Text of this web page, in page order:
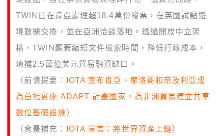
TWIN已在肯亞處理超18.4萬份發票，在英國試點邊
境數據交換，並在亞洲洽談落地。透過開放中立架
構，TWIN顯著縮短文件檢索時間，降低行政成本，
填補2.5萬億美元貿易融資缺口。
（前情提要：
IOTA 宣布肯亞、摩洛哥和奈及利亞成
為首批實施 ADAPT 計畫國家，為非洲貿易建立共享
數位基礎設施）
（背景補充：
IOTA 宣言：將世界資產上鏈）